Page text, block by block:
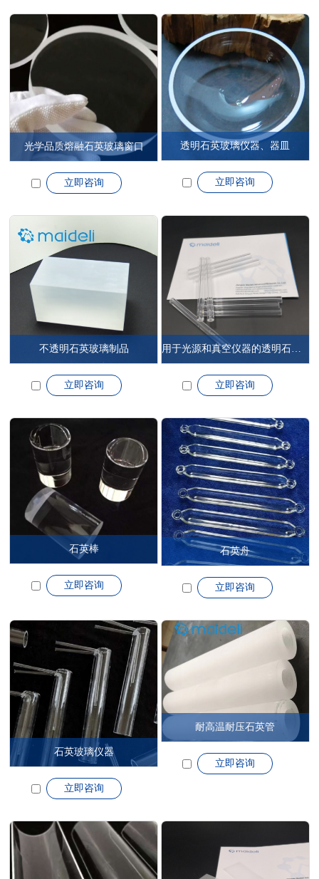
光学品质熔融石英玻璃窗口
立即咨询
透明石英玻璃仪器、器皿
立即咨询
不透明石英玻璃制品
立即咨询 立即咨询
石英棒
立即咨询
石英舟
立即咨询
石英玻璃仪器
立即咨询
耐高温耐压石英管
立即咨询